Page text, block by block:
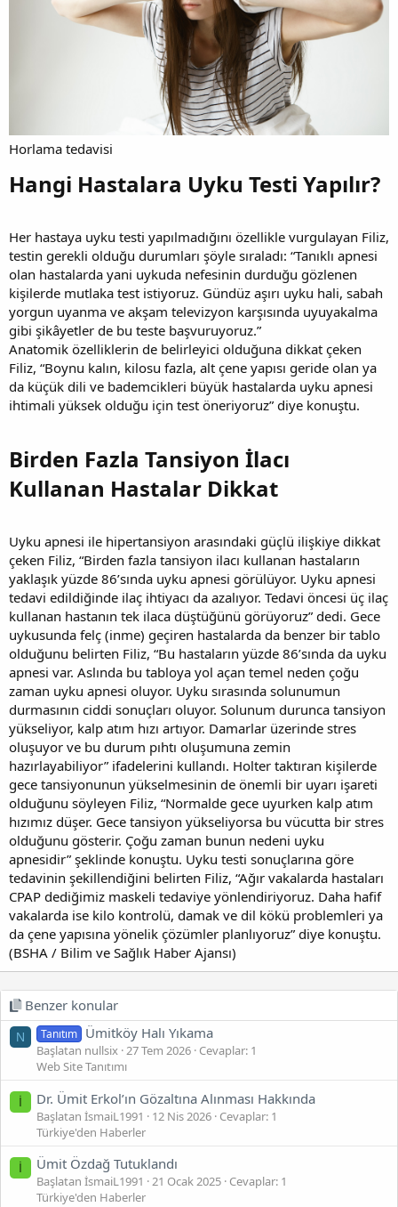
Horlama tedavisi
Hangi Hastalara Uyku Testi Yapılır?​
Her hastaya uyku testi yapılmadığını özellikle vurgulayan Filiz,
testin gerekli olduğu durumları şöyle sıraladı: “Tanıklı apnesi
olan hastalarda yani uykuda nefesinin durduğu gözlenen
kişilerde mutlaka test istiyoruz. Gündüz aşırı uyku hali, sabah
yorgun uyanma ve akşam televizyon karşısında uyuyakalma
gibi şikâyetler de bu teste başvuruyoruz.”
Anatomik özelliklerin de belirleyici olduğuna dikkat çeken
Filiz, “Boynu kalın, kilosu fazla, alt çene yapısı geride olan ya
da küçük dili ve bademcikleri büyük hastalarda uyku apnesi
ihtimali yüksek olduğu için test öneriyoruz” diye konuştu.
Birden Fazla Tansiyon İlacı
Kullanan Hastalar Dikkat
Uyku apnesi ile hipertansiyon arasındaki güçlü ilişkiye dikkat
çeken Filiz, “Birden fazla tansiyon ilacı kullanan hastaların
yaklaşık yüzde 86’sında uyku apnesi görülüyor. Uyku apnesi
tedavi edildiğinde ilaç ihtiyacı da azalıyor. Tedavi öncesi üç ilaç
kullanan hastanın tek ilaca düştüğünü görüyoruz” dedi. Gece
uykusunda felç (inme) geçiren hastalarda da benzer bir tablo
olduğunu belirten Filiz, “Bu hastaların yüzde 86’sında da uyku
apnesi var. Aslında bu tabloya yol açan temel neden çoğu
zaman uyku apnesi oluyor. Uyku sırasında solunumun
durmasının ciddi sonuçları oluyor. Solunum durunca tansiyon
yükseliyor, kalp atım hızı artıyor. Damarlar üzerinde stres
oluşuyor ve bu durum pıhtı oluşumuna zemin
hazırlayabiliyor” ifadelerini kullandı. Holter taktıran kişilerde
gece tansiyonunun yükselmesinin de önemli bir uyarı işareti
olduğunu söyleyen Filiz, “Normalde gece uyurken kalp atım
hızımız düşer. Gece tansiyon yükseliyorsa bu vücutta bir stres
olduğunu gösterir. Çoğu zaman bunun nedeni uyku
apnesidir” şeklinde konuştu. Uyku testi sonuçlarına göre
tedavinin şekillendiğini belirten Filiz, “Ağır vakalarda hastaları
CPAP dediğimiz maskeli tedaviye yönlendiriyoruz. Daha hafif
vakalarda ise kilo kontrolü, damak ve dil kökü problemleri ya
da çene yapısına yönelik çözümler planlıyoruz” diye konuştu.
(BSHA / Bilim ve Sağlık Haber Ajansı)
Benzer konular
N Tanıtım Ümitköy Halı Yıkama
Başlatan nullsix 27 Tem 2026 Cevaplar: 1
Web Site Tanıtımı
İ Dr. Ümit Erkol’ın Gözaltına Alınması Hakkında
Başlatan İsmaiL1991 12 Nis 2026 Cevaplar: 1
Türkiye'den Haberler
İ Ümit Özdağ Tutuklandı
Başlatan İsmaiL1991 21 Ocak 2025 Cevaplar: 1
Türkiye'den Haberler